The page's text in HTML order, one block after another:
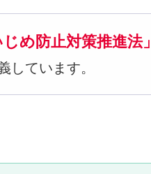
じめ防止対策推進法」
しています。